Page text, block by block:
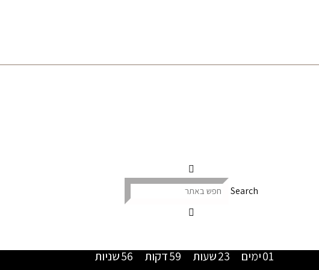
Search
01ימים 23שעות 59דקות 55שניות